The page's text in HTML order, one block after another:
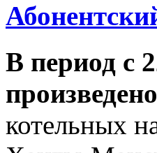
В период с
котельных